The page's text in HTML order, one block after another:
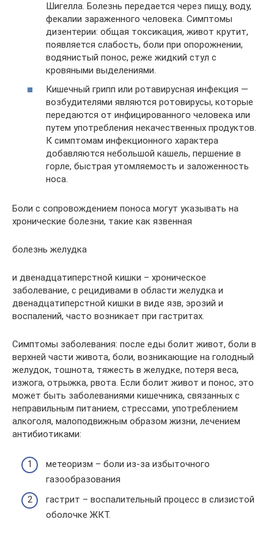
Шигелла. Болезнь передается через пищу, воду,
фекалии зараженного человека. Симптомы
дизентерии: общая токсикация, живот крутит,
появляется слабость, боли при опорожнении,
водянистый понос, реже жидкий стул с
кровяными выделениями.
Кишечный грипп или ротавирусная инфекция —
возбудителями являются ротовирусы, которые
передаются от инфицированного человека или
путем употребления некачественных продуктов.
К симптомам инфекционного характера
добавляются небольшой кашель, першение в
горле, быстрая утомляемость и заложенность
носа.
Боли с сопровождением поноса могут указывать на
хронические болезни, такие как язвенная
болезнь желудка
и двенадцатиперстной кишки – хроническое
заболевание, с рецидивами в области желудка и
двенадцатиперстной кишки в виде язв, эрозий и
воспалений, часто возникает при гастритах.
Симптомы заболевания: после еды болит живот, боли в
верхней части живота, боли, возникающие на голодный
желудок, тошнота, тяжесть в желудке, потеря веса,
изжога, отрыжка, рвота. Если болит живот и понос, это
может быть заболеваниями кишечника, связанных с
неправильным питанием, стрессами, употреблением
алкоголя, малоподвижным образом жизни, лечением
антибиотиками:
метеоризм – боли из-за избыточного
газообразования
гастрит – воспалительный процесс в слизистой
оболочке ЖКТ.